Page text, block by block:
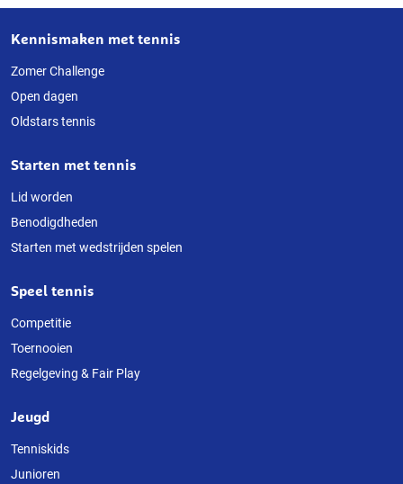
Over
deze
website
Kennismaken met tennis
Zomer Challenge
Open dagen
Oldstars tennis
Starten met tennis
Lid worden
Benodigdheden
Starten met wedstrijden spelen
Speel tennis
Competitie
Toernooien
Regelgeving & Fair Play
Jeugd
Tenniskids
Junioren